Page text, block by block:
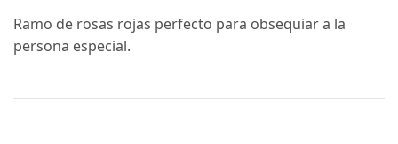
Ramo de rosas rojas perfecto para obsequiar a la
persona especial.